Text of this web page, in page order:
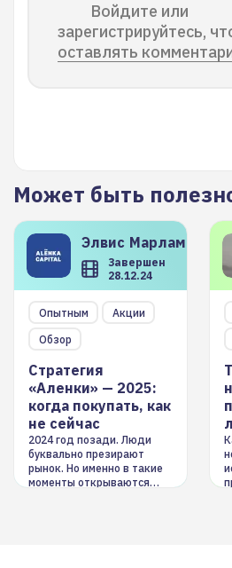
Войдите или
зарегистрируйтесь,
оставлять
Может быть
Элвис Марламов
Завершен
28.12.24
Опытным
Акции
Обзор
Стратегия
«Аленки» — 2025:
когда покупать, как
не сейчас
2024 год позади. Люди
буквально презирают
рынок. Но именно в такие
моменты открываются